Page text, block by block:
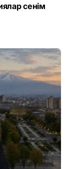
сенім